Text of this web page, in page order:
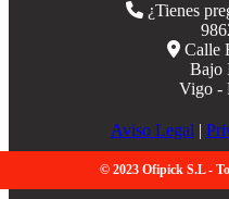
¿Tienes
Calle
Bajo
Vigo -
Aviso Legal|
© 2023 Ofipick S.L -